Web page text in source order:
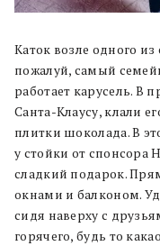
Каток возле одного
пожалуй, самый
работает карусель. В
Санта-Клаусу, клали
плитки шоколада. В
у стойки от спонсора
сладкий подарок.
окнами и балконом.
сидя наверху с
горячего, будь то